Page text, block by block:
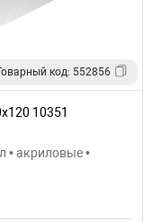
код: 552856
10351
• акриловые •